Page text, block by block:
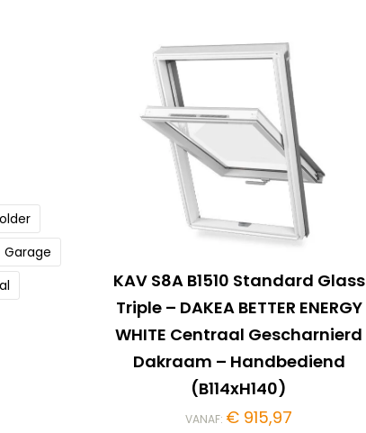
KAV S8A B1510 Standard Glass
Triple – DAKEA BETTER ENERGY
WHITE Centraal Gescharnierd
Dakraam – Handbediend
(B114xH140)
VANAF: € 915,97
Garage